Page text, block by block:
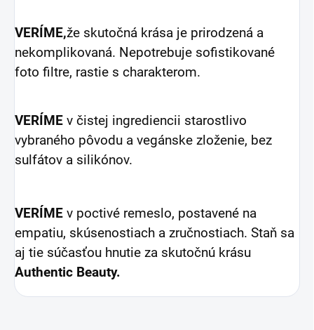
VERÍME,že skutočná krása je prirodzená a
nekomplikovaná. Nepotrebuje sofistikované
foto filtre, rastie s charakterom.
VERÍME v čistej ingrediencii starostlivo
vybraného pôvodu a vegánske zloženie, bez
sulfátov a silikónov.
VERÍME v poctivé remeslo, postavené na
empatiu, skúsenostiach a zručnostiach. Staň sa
aj tie súčasťou hnutie za skutočnú krásu
Authentic Beauty.